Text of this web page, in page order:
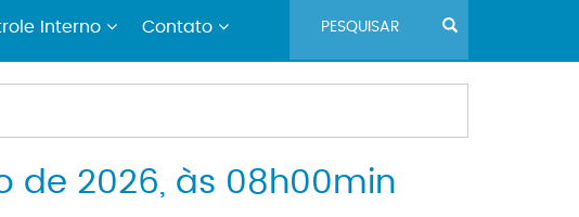
Interno Contato
de 2026, às 08h00min